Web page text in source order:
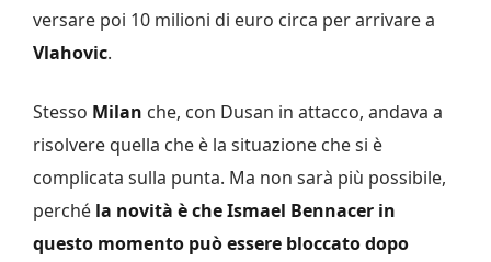
versare poi 10 milioni di euro circa per arrivare a
Vlahovic.
Stesso Milan che, con Dusan in attacco, andava a
risolvere quella che è la situazione che si è
complicata sulla punta. Ma non sarà più possibile,
perché la novità è che Ismael Bennacer in
questo momento può essere bloccato dopo